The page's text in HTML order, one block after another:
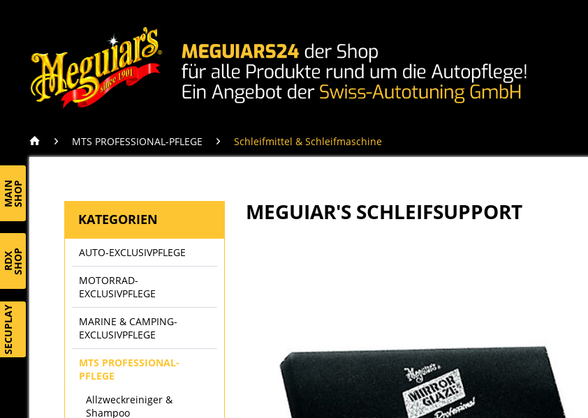
MAINSHOP
RDXSHOP
SECUPLAY
MTS PROFESSIONAL-PFLEGE Schleifmittel & Schleifmaschine
KATEGORIEN
AUTO-EXCLUSIVPFLEGE
MOTORRAD-
EXCLUSIVPFLEGE
MARINE & CAMPING-
EXCLUSIVPFLEGE
MTS PROFESSIONAL-
PFLEGE
Allzweckreiniger &
Shampoo
MEGUIAR'S SCHLEIFSUPPORT